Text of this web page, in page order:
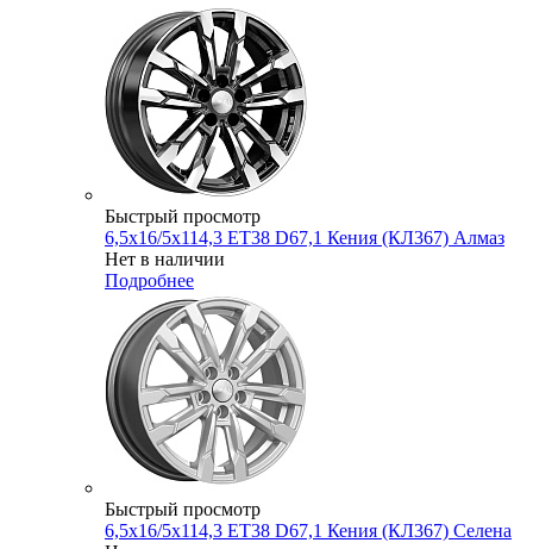
Быстрый просмотр
6,5x16/5x114,3 ET38 D67,1 Кения (КЛ367) Алмаз
Нет в наличии
Подробнее
Быстрый просмотр
6,5x16/5x114,3 ET38 D67,1 Кения (КЛ367) Селена